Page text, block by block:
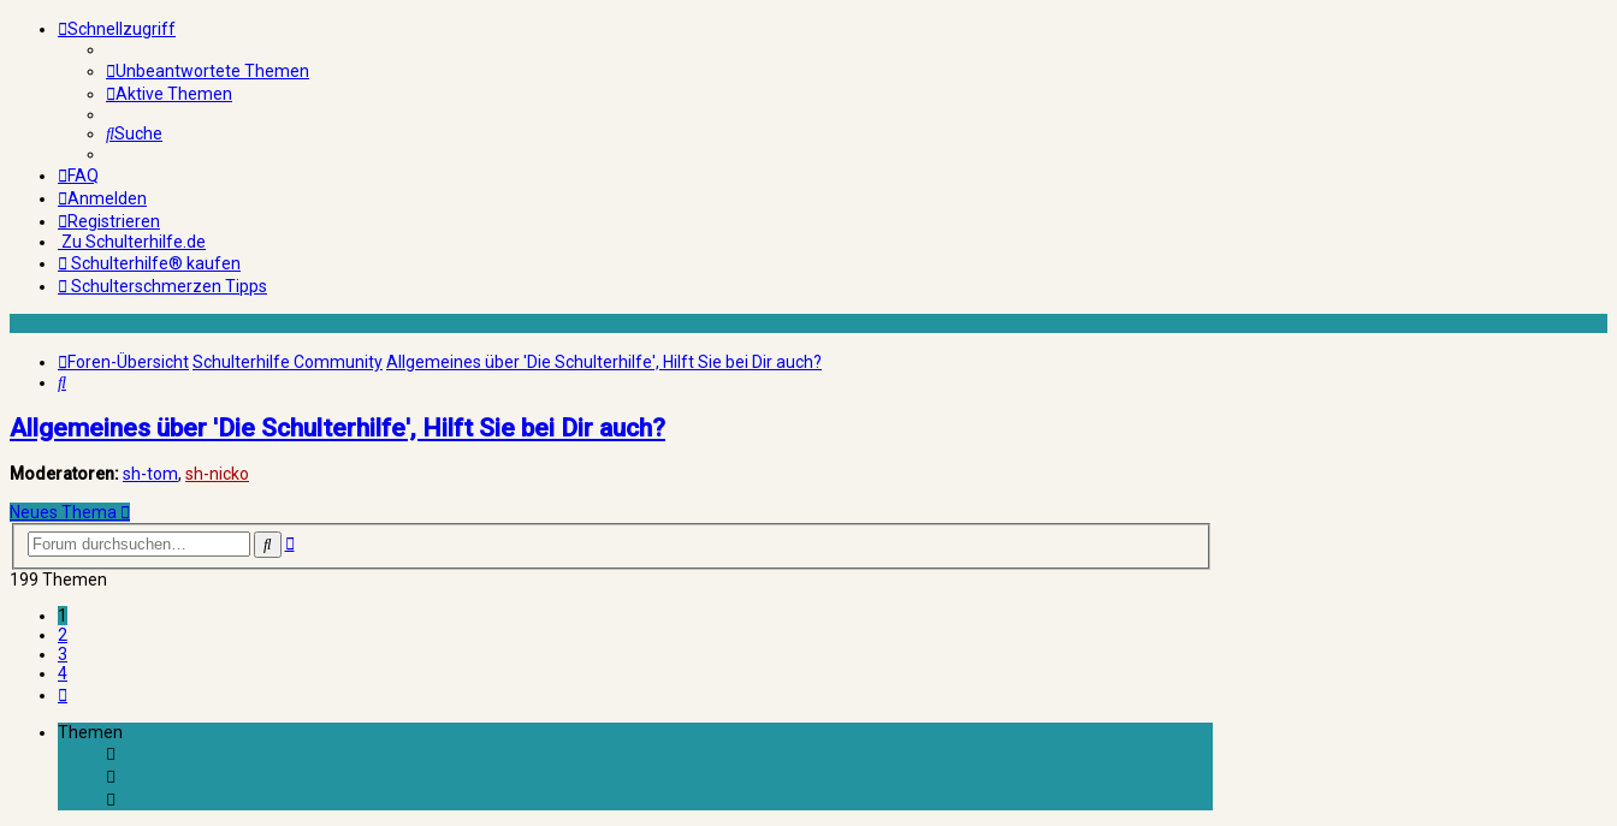
Schnellzugriff
Unbeantwortete Themen
Aktive Themen
Suche
FAQ
Anmelden
Registrieren
Zu Schulterhilfe.de
Schulterhilfe® kaufen
Schulterschmerzen Tipps
Foren-ÜbersichtSchulterhilfe CommunityAllgemeines über 'Die Schulterhilfe', Hilft Sie bei Dir auch?
Suche
Allgemeines über 'Die Schulterhilfe', Hilft Sie bei Dir auch?
Moderatoren:sh-tom, sh-nicko
Neues Thema
SucheErweiterte
199 Themen
1
2
3
4
Themen